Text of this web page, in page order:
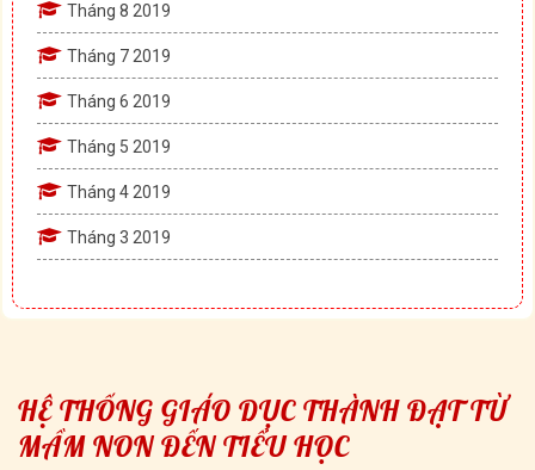
Tháng 8 2019
Tháng 7 2019
Tháng 6 2019
Tháng 5 2019
Tháng 4 2019
Tháng 3 2019
HỆ THỐNG GIÁO DỤC THÀNH ĐẠT TỪ
MẦM NON ĐẾN TIỂU HỌC